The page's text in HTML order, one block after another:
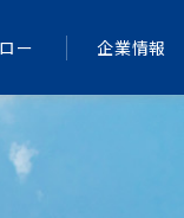
ー 企業情報